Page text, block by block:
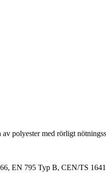
polyester med rörligt
EN 795 Typ B, CEN/TS